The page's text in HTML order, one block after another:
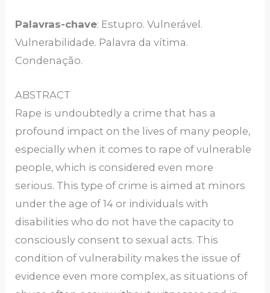
Palavras-chave: Estupro. Vulnerável.
Vulnerabilidade. Palavra da vítima.
Condenação.
ABSTRACT
Rape is undoubtedly a crime that has a
profound impact on the lives of many people,
especially when it comes to rape of vulnerable
people, which is considered even more
serious. This type of crime is aimed at minors
under the age of 14 or individuals with
disabilities who do not have the capacity to
consciously consent to sexual acts. This
condition of vulnerability makes the issue of
evidence even more complex, as situations of